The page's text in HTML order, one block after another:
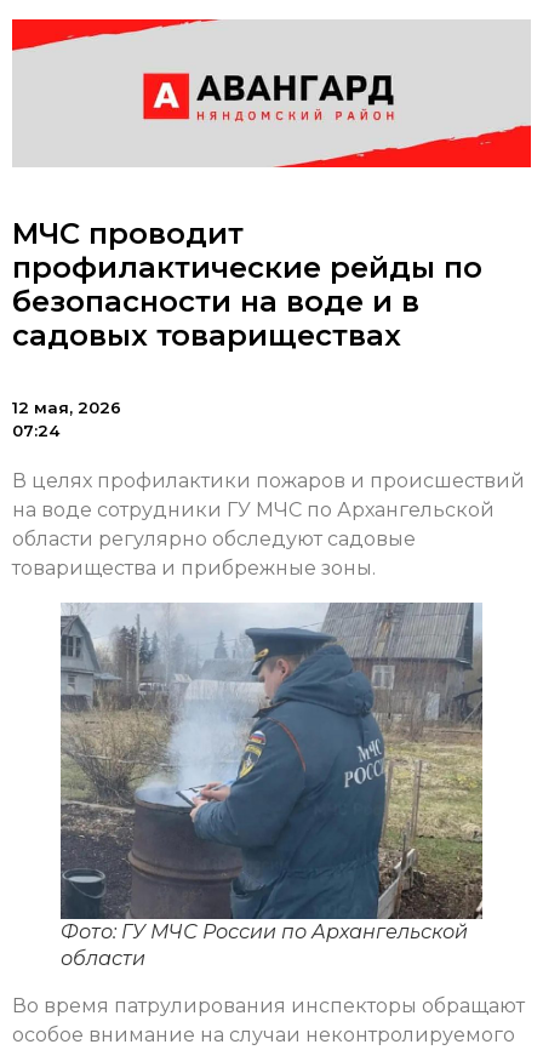
МЧС проводит
профилактические рейды по
безопасности на воде и в
садовых товариществах
12 мая, 2026
07:24
В целях профилактики пожаров и происшествий
на воде сотрудники ГУ МЧС по Архангельской
области регулярно обследуют садовые
товарищества и прибрежные зоны.
Фото: ГУ МЧС России по Архангельской
области
Во время патрулирования инспекторы обращают
особое внимание на случаи неконтролируемого